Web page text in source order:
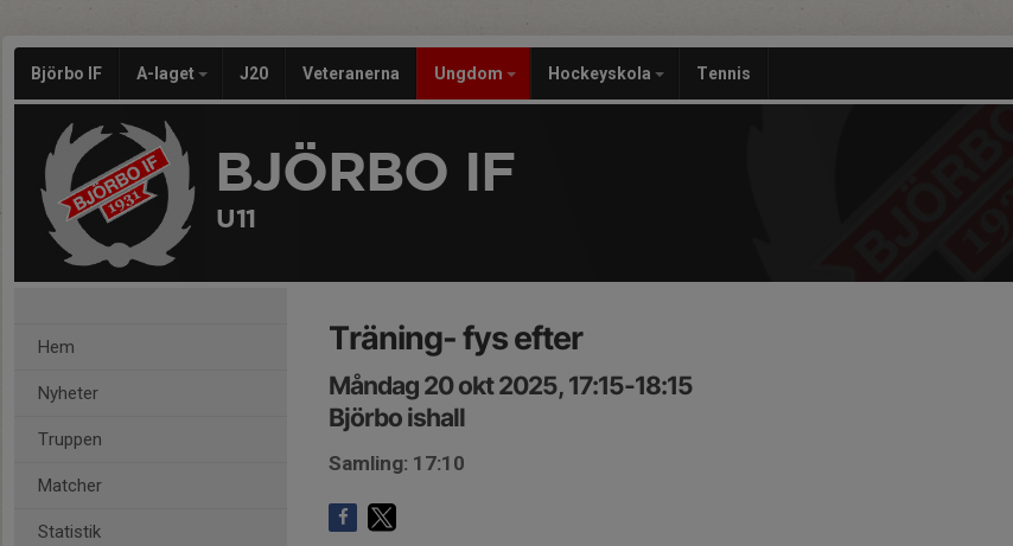
Björbo IF A-laget J20 Veteranerna Ungdom Hockeyskola Tennis
BJÖRBO IF
U11
Hem
Nyheter
Truppen
Matcher
Statistik
Träning- fys efter
Måndag 20 okt 2025, 17:15-18:15
Björbo ishall
Samling: 17:10